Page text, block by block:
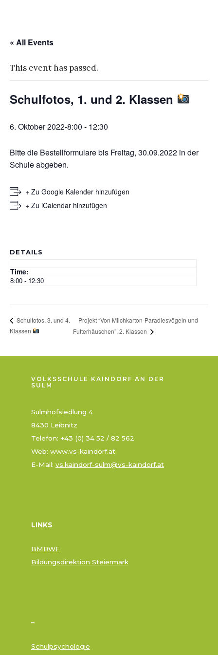
« All Events
This event has passed.
Schulfotos, 1. und 2. Klassen
6. Oktober 2022-8:00 - 12:30
Bitte die Bestellformulare bis Freitag, 30.09.2022 in der
Schule abgeben.
+ Zu Google Kalender hinzufügen
+ Zu iCalendar hinzufügen
DETAILS
Time:
8:00 - 12:30
Schulfotos, 3. und 4.
Klassen
Projekt “Von Milchkarton-Paradiesvögeln und
Futterhäuschen”, 2. Klassen
VOLKSSCHULE KAINDORF AN DER
SULM
Sulmhofsiedlung 4
8430 Leibnitz
Telefon: +43 (0) 34 52 / 82 562
Web: www.vs-kaindorf.at
E-Mail: vs.kaindorf-sulm@vs-kaindorf.at
LINKS
BMBWF
Bildungsdirektion Steiermark
–
Schulpsychologie